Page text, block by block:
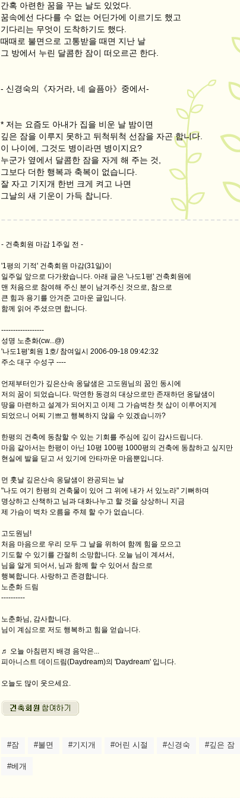
간혹 아련한 꿈을 꾸는 날도 있었다.
꿈속에선 다다를 수 없는 어딘가에 이르기도 했고
기다리는 무엇이 도착하기도 했다.
때때로 불면으로 고통받을 때면 지난 날
그 방에서 누린 달콤한 잠이 떠오르곤 한다.
- 신경숙의《자거라, 네 슬픔아》중에서-
* 저는 요즘도 아내가 집을 비운 날 밤이면
깊은 잠을 이루지 못하고 뒤척뒤척 선잠을 자곤 합니다.
이 나이에, 그것도 병이라면 병이지요?
누군가 옆에서 달콤한 잠을 자게 해 주는 것,
그보다 더한 행복과 축복이 없습니다.
잘 자고 기지개 한번 크게 켜고 나면
그날의 새 기운이 가득 찹니다.
- 건축회원 마감 1주일 전 -
'1평의 기적' 건축회원 마감(31일)이
일주일 앞으로 다가왔습니다. 아래 글은 '나도1평' 건축회원에
맨 처음으로 참여해 주신 분이 남겨주신 것으로, 참으로
큰 힘과 용기를 안겨준 고마운 글입니다.
함께 읽어 주셨으면 합니다.
------------------
성명 노춘화(cw...@)
'나도1평'회원 1호/ 참여일시 2006-09-18 09:42:32
주소 대구 수성구 ----
언제부터인가 깊은산속 옹달샘은 고도원님의 꿈인 동시에
저의 꿈이 되었습니다. 막연한 동경의 대상으로만 존재하던 옹달샘이
땅을 마련하고 설계가 되어지고 이제 그 가슴벅찬 첫 삽이 이루어지게
되었으니 어찌 기쁘고 행복하지 않을 수 있겠습니까?
한평의 건축에 동참할 수 있는 기회를 주심에 깊이 감사드립니다.
마음 같아서는 한평이 아닌 10평 100평 1000평의 건축에 동참하고 싶지만
현실에 발을 딛고 서 있기에 안타까운 마음뿐입니다.
먼 훗날 깊은산속 옹달샘이 완공되는 날
"나도 여기 한평의 건축물이 있어 그 위에 내가 서 있노라" 기뻐하며
명상하고 산책하고 님과 대화나누고 할 것을 상상하니 지금
제 가슴이 벅차 오름을 주체 할 수가 없습니다.
고도원님!
처음 마음으로 우리 모두 그 날을 위하여 함께 힘을 모으고
기도할 수 있기를 간절히 소망합니다. 오늘 님이 계셔서,
님을 알게 되어서, 님과 함께 할 수 있어서 참으로
행복합니다. 사랑하고 존경합니다.
노춘화 드림
----------
노춘화님, 감사합니다.
님이 계심으로 저도 행복하고 힘을 얻습니다.
♬ 오늘 아침편지 배경 음악은...
피아니스트 데이드림(Daydream)의 'Daydream' 입니다.
오늘도 많이 웃으세요.
#잠 #불면 #기지개 #어린 시절 #신경숙 #깊은 잠
#베개